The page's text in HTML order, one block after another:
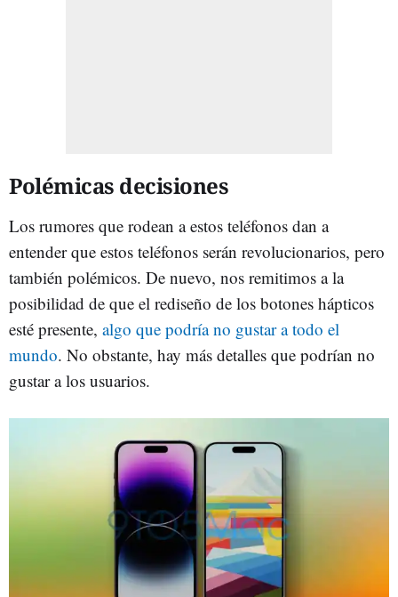
Polémicas decisiones
Los rumores que rodean a estos teléfonos dan a
entender que estos teléfonos serán revolucionarios, pero
también polémicos. De nuevo, nos remitimos a la
posibilidad de que el rediseño de los botones hápticos
esté presente, algo que podría no gustar a todo el
mundo. No obstante, hay más detalles que podrían no
gustar a los usuarios.